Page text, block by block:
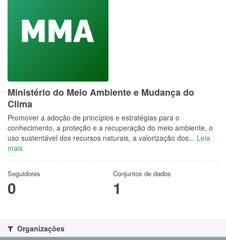
Ministério do Meio Ambiente e Mudança do
Clima
Promover a adoção de princípios e estratégias para o
conhecimento, a proteção e a recuperação do meio ambiente, o
uso sustentável dos recursos naturais, a valorização dos... Leia
mais
Seguidores
0
Conjuntos de dados
1
Organizações